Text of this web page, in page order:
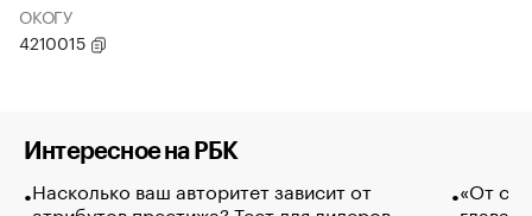
ОКОГУ
4210015
Интересное на РБК
Насколько ваш авторитет зависит от
«От